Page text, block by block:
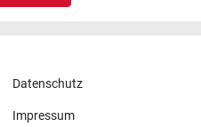
Datenschutz
Impressum